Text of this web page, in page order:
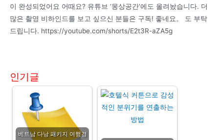
이 완성되었어요 어때요? 유튜브 ‘몽상공간’에도 올려놨습니다. 더
많은 촬영 비하인드를 보고 싶으신 분들은 구독! 좋네요。 도 부탁
드립니다. https://youtube.com/shorts/E2t3R-aZA5g
인기글
베트남 다낭 패키지 여행경